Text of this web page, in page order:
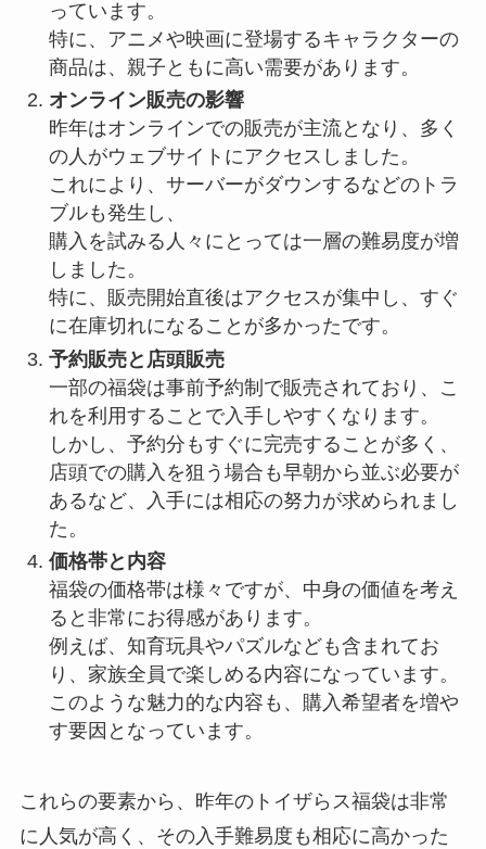
っています。
特に、アニメや映画に登場するキャラクターの
商品は、親子ともに高い需要があります。
オンライン販売の影響
昨年はオンラインでの販売が主流となり、多く
の人がウェブサイトにアクセスしました。
これにより、サーバーがダウンするなどのトラ
ブルも発生し、
購入を試みる人々にとっては一層の難易度が増
しました。
特に、販売開始直後はアクセスが集中し、すぐ
に在庫切れになることが多かったです。
予約販売と店頭販売
一部の福袋は事前予約制で販売されており、こ
れを利用することで入手しやすくなります。
しかし、予約分もすぐに完売することが多く、
店頭での購入を狙う場合も早朝から並ぶ必要が
あるなど、入手には相応の努力が求められまし
た。
価格帯と内容
福袋の価格帯は様々ですが、中身の価値を考え
ると非常にお得感があります。
例えば、知育玩具やパズルなども含まれてお
り、家族全員で楽しめる内容になっています。
このような魅力的な内容も、購入希望者を増や
す要因となっています。
これらの要素から、昨年のトイザらス福袋は非常
に人気が高く、その入手難易度も相応に高かった